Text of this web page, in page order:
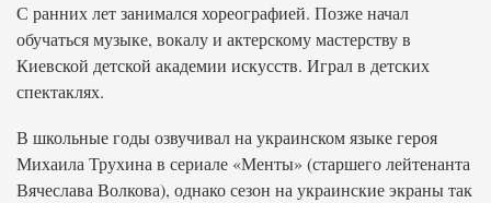
С ранних лет занимался хореографией. Позже начал
обучаться музыке, вокалу и актерскому мастерству в
Киевской детской академии искусств. Играл в детских
спектаклях.
В школьные годы озвучивал на украинском языке героя
Михаила Трухина в сериале «Менты» (старшего лейтенанта
Вячеслава Волкова), однако сезон на украинские экраны так